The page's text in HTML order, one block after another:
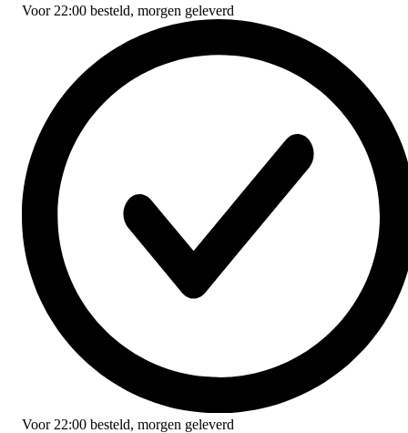
Voor 22:00 besteld, morgen geleverd
Voor 22:00 besteld, morgen geleverd